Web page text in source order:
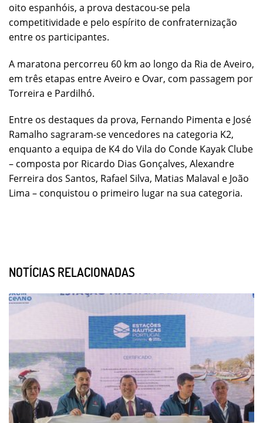
oito espanhóis, a prova destacou-se pela
competitividade e pelo espírito de confraternização
entre os participantes.
A maratona percorreu 60 km ao longo da Ria de Aveiro,
em três etapas entre Aveiro e Ovar, com passagem por
Torreira e Pardilhó.
Entre os destaques da prova, Fernando Pimenta e José
Ramalho sagraram-se vencedores na categoria K2,
enquanto a equipa de K4 do Vila do Conde Kayak Clube
– composta por Ricardo Dias Gonçalves, Alexandre
Ferreira dos Santos, Rafael Silva, Matias Malaval e João
Lima – conquistou o primeiro lugar na sua categoria.
NOTÍCIAS RELACIONADAS